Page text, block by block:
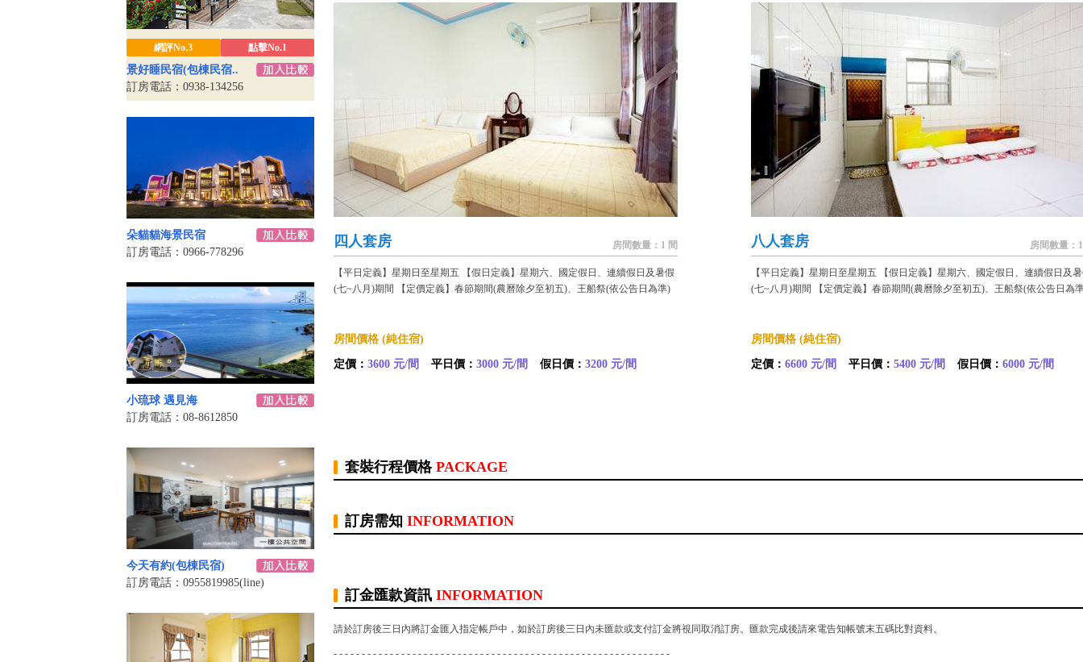
網評No.3 點擊No.1
景好睡民宿(包棟民宿..
訂房電話：0938-134256
朵貓貓海景民宿
訂房電話：0966-778296
小琉球 遇見海
訂房電話：08-8612850
今天有約(包棟民宿)
訂房電話：0955819985(line)
四人套房 房間數量：1 間
【平日定義】星期日至星期五 【假日定義】星期六、國定假日、連續假日及暑假
(七~八月)期間 【定價定義】春節期間(農曆除夕至初五)、王船祭(依公告日為準)
房間價格 (純住宿)
定價： 3600 元/間 平日價： 3000 元/間 假日價： 3200 元/間
八人套房 房間數量：
【平日定義】星期日至星期五 【假日定義】星期六、國定假日、連續假日及
(七~八月)期間 【定價定義】春節期間(農曆除夕至初五)、王船祭(依公告日為
房間價格 (純住宿)
定價： 6600 元/間 平日價： 5400 元/間 假日價： 6000 元/間
套裝行程價格 PACKAGE
訂房需知 INFORMATION
訂金匯款資訊 INFORMATION
請於訂房後三日內將訂金匯入指定帳戶中，如於訂房後三日內未匯款或支付訂金將視同取消訂房。匯款完成後請來電告知帳號末五碼比對資料。
- - - - - - - - - - - - - - - - - - - - - - - - - - - - - - - - - - - - - - - - - - - - - - - - - - - - - - - - - - - -